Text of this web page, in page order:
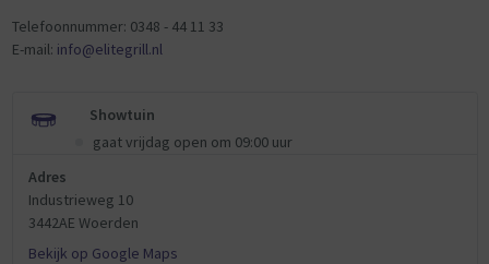
Telefoonnummer: 0348 - 44 11 33
E-mail: info@elitegrill.nl
Showtuin
gaat vrijdag open om 09:00 uur
Adres
Industrieweg 10
3442AE Woerden
Bekijk op Google Maps